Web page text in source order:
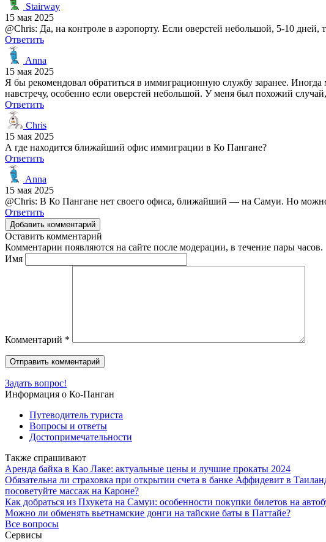
Stairway
15 мая 2025
@Chris: Да, на контроле в аэропорту. Если оверстей небольшой, 5-10
Ответить
Anna
15 мая 2025
Я бы рекомендовал обратиться в иммиграционную службу заранее.
навстречу, особенно если оверстей небольшой. У меня был похожий
Ответить
Chris
15 мая 2025
А где находится ближайший офис иммиграции в Ко Пангане?
Ответить
Anna
15 мая 2025
@Chris: В Ко Пангане нет своего офиса, ближайший — на Самуи. Но
Ответить
Добавить комментарий
Оставить комментарий
Комментарии появляются на сайте после модерации, в течение пары часов.
Имя
Комментарий *
Задать вопрос!
Информация о Ко-Панган
Путеводитель туриста
Вопросы и ответы
Достопримечательности
Также спрашивают
Аренда байка в Као Лаке: актуальные цены и лучшие прокаты 2024
Обязательна ли страховка при открытии счета в банке Аффидевит в
посоветуйте массаж на Кароне?
Как добраться из Пхукета на Самуи: особенности покупки билетов на
Можно ли обменять вьетнамские донги на тайские баты в Паттайе?
Все вопросы
Сервисы